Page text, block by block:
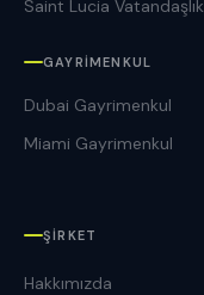
Saint Lucia Vatandaşlık
GAYRIMENKUL
Dubai Gayrimenkul
Miami Gayrimenkul
ŞIRKET
Hakkımızda